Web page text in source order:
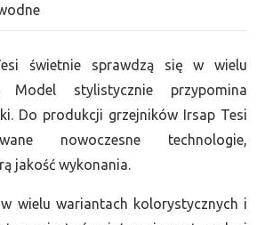
świetnie sprawdzą się w wielu
Model stylistycznie przypomina
Do produkcji grzejników Irsap Tesi
nowoczesne technologie,
jakość wykonania.
wielu wariantach kolorystycznych i